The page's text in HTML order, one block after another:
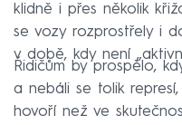
klidně i přes několik
se vozy rozprostřely i
v době, kdy není
Řidičům by prospělo,
a nebáli se tolik
hovoří než ve